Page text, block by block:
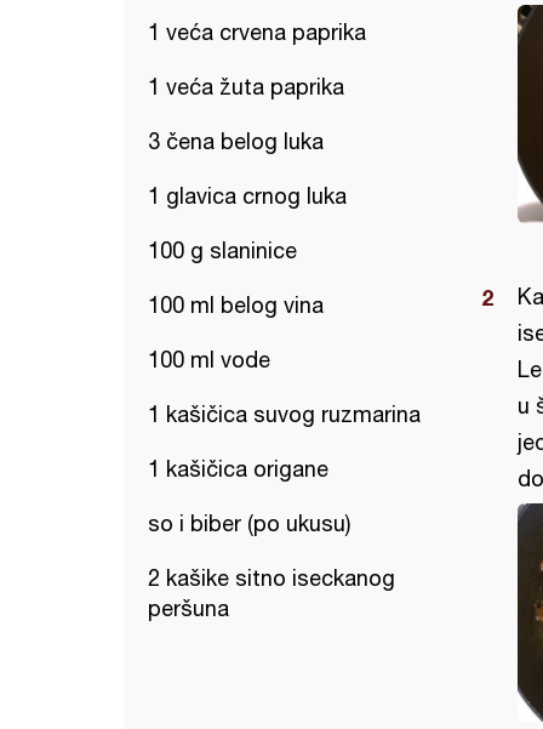
1 veća crvena paprika
1 veća žuta paprika
3 čena belog luka
1 glavica crnog luka
100 g slaninice
100 ml belog vina
100 ml vode
1 kašičica suvog ruzmarina
1 kašičica origane
so i biber (po ukusu)
2 kašike sitno iseckanog
peršuna
u